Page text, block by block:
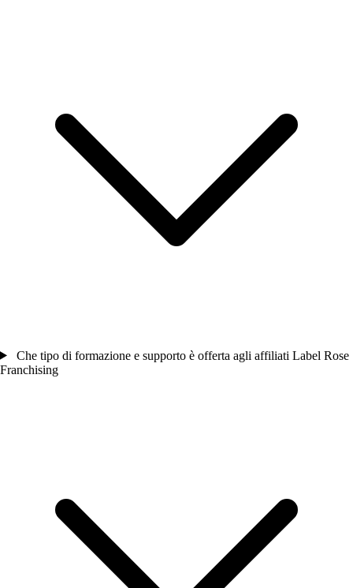
Che tipo di formazione e supporto è offerta agli affiliati Label Rose
Franchising